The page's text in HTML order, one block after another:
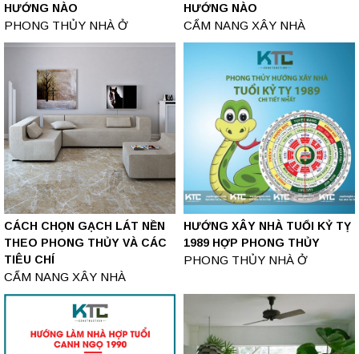
HƯỚNG NÀO
PHONG THỦY NHÀ Ở
HƯỚNG NÀO
CẨM NANG XÂY NHÀ
CÁCH CHỌN GẠCH LÁT NỀN
THEO PHONG THỦY VÀ CÁC
TIÊU CHÍ
CẨM NANG XÂY NHÀ
HƯỚNG XÂY NHÀ TUỔI KỶ TỴ
1989 HỢP PHONG THỦY
PHONG THỦY NHÀ Ở